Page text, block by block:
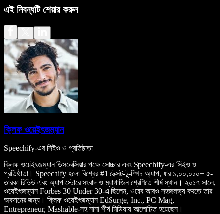
এই নিবন্ধটি শেয়ার করুন
ক্লিফ ওয়েইৎজম্যান
Speechify-এর সিইও ও প্রতিষ্ঠাতা
ক্লিফ ওয়েইৎজম্যান ডিসলেক্সিয়ার পক্ষে সোচ্চার এবং Speechify-এর সিইও ও
প্রতিষ্ঠাতা। Speechify হলো বিশ্বের #1 টেক্সট-টু-স্পিচ অ্যাপ, যার ১,০০,০০০+ ৫-
তারকা রিভিউ এবং অ্যাপ স্টোরে সংবাদ ও ম্যাগাজিন শ্রেণিতে শীর্ষ স্থান। ২০১৭ সালে,
ওয়েইৎজম্যান Forbes 30 Under 30-এ ছিলেন, ওয়েব আরও সহজলভ্য করতে তার
অবদানের জন্য। ক্লিফ ওয়েইৎজম্যান EdSurge, Inc., PC Mag,
Entrepreneur, Mashable-সহ নানা শীর্ষ মিডিয়ায় আলোচিত হয়েছেন।